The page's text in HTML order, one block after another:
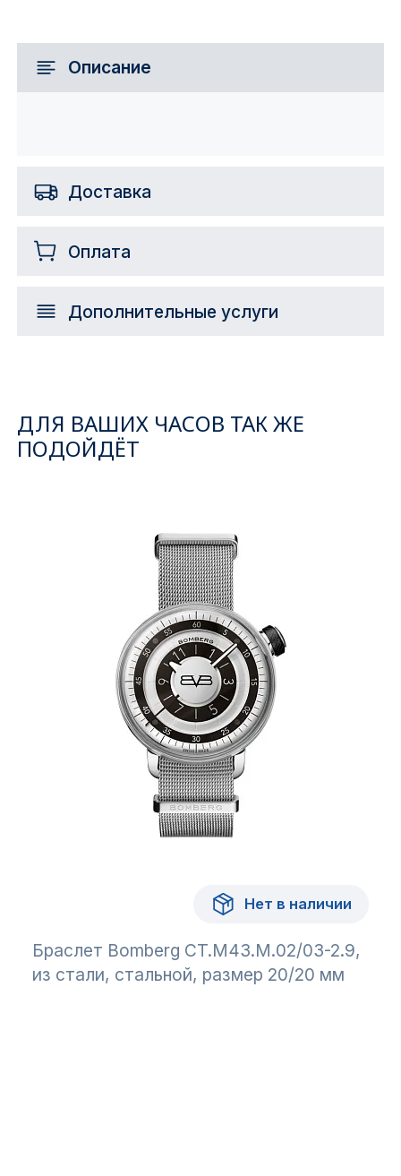
Описание
Доставка
Оплата
Дополнительные услуги
ДЛЯ ВАШИХ ЧАСОВ ТАК ЖЕ
ПОДОЙДЁТ
Нет в наличии
Браслет Bomberg CT.M43.M.02/03-2.9,
из стали, стальной, размер 20/20 мм